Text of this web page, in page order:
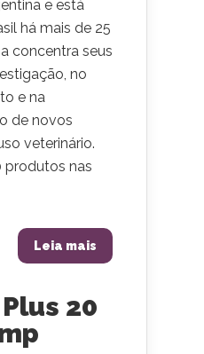
e está
há mais de 25
concentra seus
no
e na
de novos
veterinário.
produtos nas
Leia mais
20